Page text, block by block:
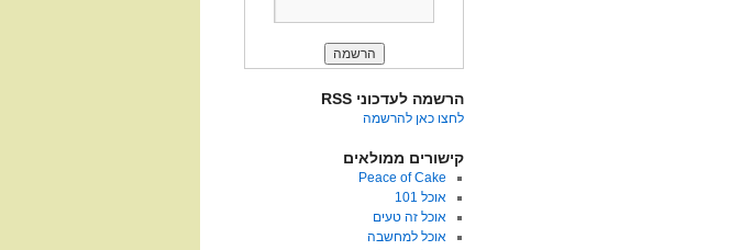
הרשמה לעדכוני RSS
לחצו כאן להרשמה
קישורים ממולאים
Peace of Cake
אוכל 101
אוכל זה טעים
אוכל למחשבה